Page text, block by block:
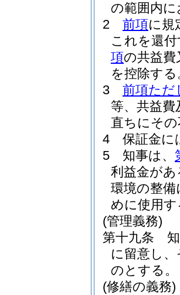
の範囲内
2
前項に規
これを還
項の共益
を控除する
3
前項ただ
等、共益
直ちにそ
4
保証金に
5
知事は、
利益金が
環境の整
めに使用
(管理義務)
第十九条
に留意し
のとする。
(修繕の義務)